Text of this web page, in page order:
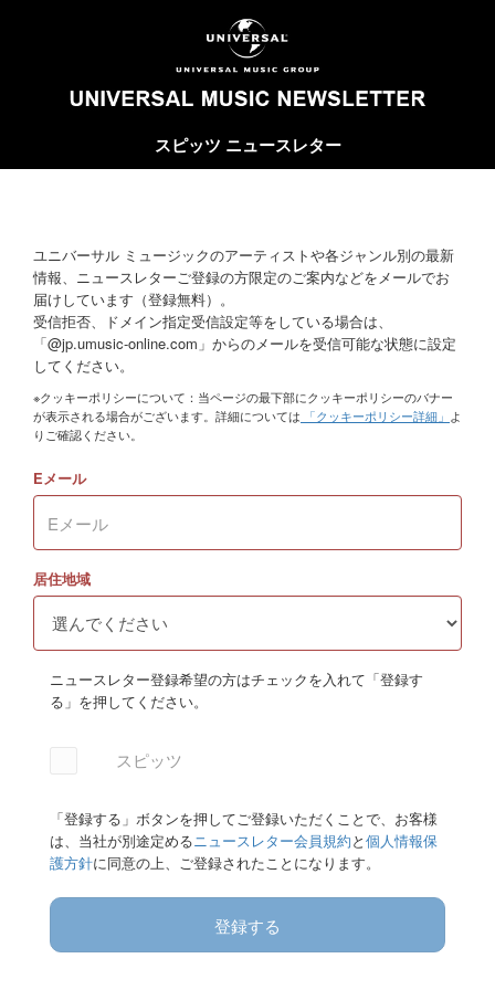
スピッツ ニュースレター
ユニバーサル ミュージックのアーティストや各ジャンル別の最新
情報、ニュースレターご登録の方限定のご案内などをメールでお
届けしています（登録無料）。
受信拒否、ドメイン指定受信設定等をしている場合は、
「@jp.umusic-online.com」からのメールを受信可能な状態に設定
してください。
※クッキーポリシーについて：当ページの最下部にクッキーポリシーのバナー
が表示される場合がございます。詳細については 「クッキーポリシー詳細」 よ
りご確認ください。
Eメール
居住地域
ニュースレター登録希望の方はチェックを入れて「登録す
る」を押してください。
スピッツ
「登録する」ボタンを押してご登録いただくことで、お客様
は、当社が別途定めるニュースレター会員規約と個人情報保
護方針に同意の上、ご登録されたことになります。
登録する